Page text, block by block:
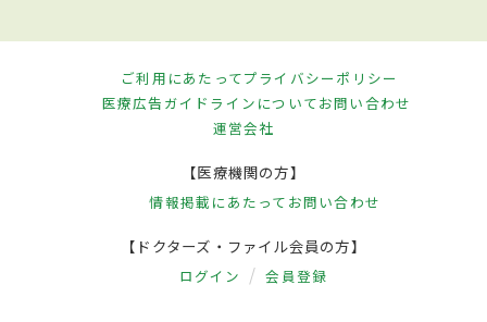
ご利用にあたってプライバシーポリシー
医療広告ガイドラインについてお問い合わせ
運営会社
【医療機関の方】
情報掲載にあたって お問い合わせ
【ドクターズ・ファイル会員の方】
ログイン 会員登録